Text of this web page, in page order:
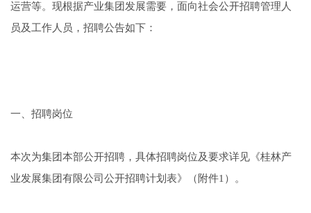
运营等。现根据产业集团发展需要，面向社会公开招聘管理人
员及工作人员，招聘公告如下：
一、招聘岗位
本次为集团本部公开招聘，具体招聘岗位及要求详见《桂林产
业发展集团有限公司公开招聘计划表》（附件1）。